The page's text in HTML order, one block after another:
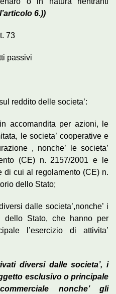
6.))
73
passivi
reddito delle societa’:
accomandita per azioni, le
le societa’ cooperative e
, nonche’ le societa’
(CE) n. 2157/2001 e le
di cui al regolamento (CE) n.
dello Stato;
dalle societa’,nonche’ i
dello Stato, che hanno per
l’esercizio di attivita’
diversi dalle societa’, i
esclusivo o principale
nonche’ gli